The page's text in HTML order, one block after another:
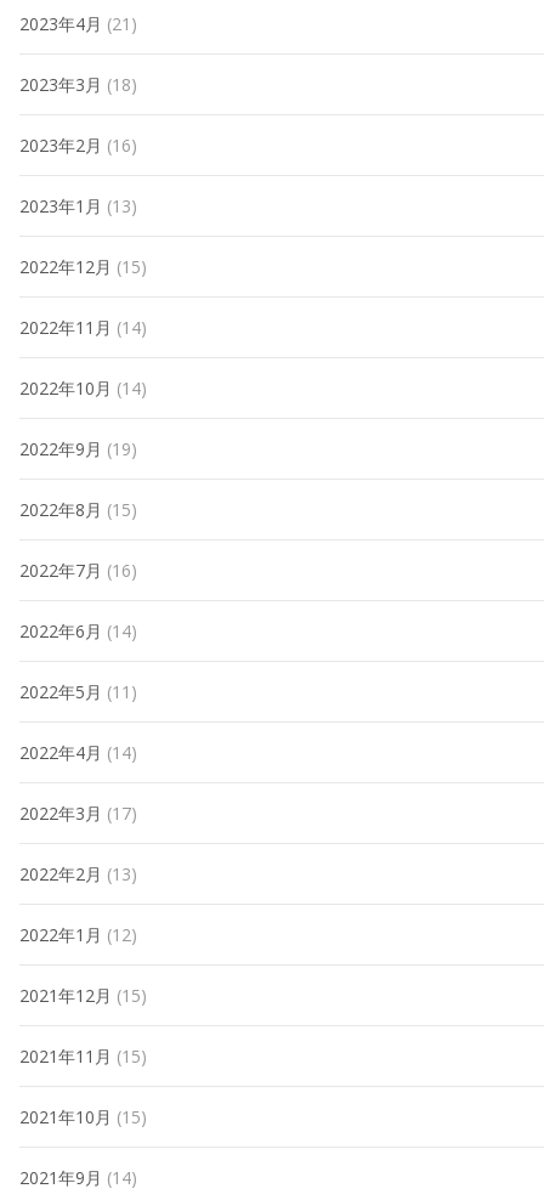
2023年4月 (21)
2023年3月 (18)
2023年2月 (16)
2023年1月 (13)
2022年12月 (15)
2022年11月 (14)
2022年10月 (14)
2022年9月 (19)
2022年8月 (15)
2022年7月 (16)
2022年6月 (14)
2022年5月 (11)
2022年4月 (14)
2022年3月 (17)
2022年2月 (13)
2022年1月 (12)
2021年12月 (15)
2021年11月 (15)
2021年10月 (15)
2021年9月 (14)